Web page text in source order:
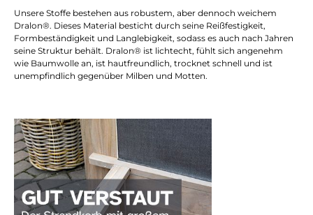
Unsere Stoffe bestehen aus robustem, aber dennoch weichem
Dralon®. Dieses Material besticht durch seine Reißfestigkeit,
Formbeständigkeit und Langlebigkeit, sodass es auch nach Jahren
seine Struktur behält. Dralon® ist lichtecht, fühlt sich angenehm
wie Baumwolle an, ist hautfreundlich, trocknet schnell und ist
unempfindlich gegenüber Milben und Motten.